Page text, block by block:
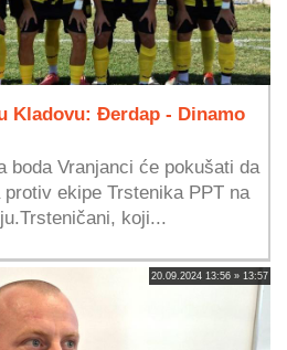
Kladovu: Đerdap - Dinamo
boda Vranjanci će pokušati da
ekipe Trstenika PPT na
koji...
20.09.2024 13:56 » 13:57